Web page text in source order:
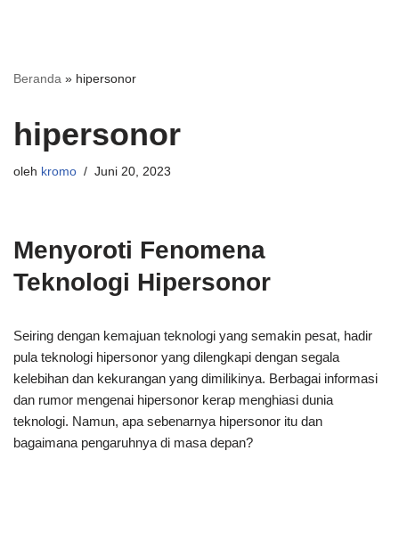
Beranda » hipersonor
hipersonor
oleh kromo Juni 20, 2023
Menyoroti Fenomena
Teknologi Hipersonor
Seiring dengan kemajuan teknologi yang semakin pesat, hadir
pula teknologi hipersonor yang dilengkapi dengan segala
kelebihan dan kekurangan yang dimilikinya. Berbagai informasi
dan rumor mengenai hipersonor kerap menghiasi dunia
teknologi. Namun, apa sebenarnya hipersonor itu dan
bagaimana pengaruhnya di masa depan?